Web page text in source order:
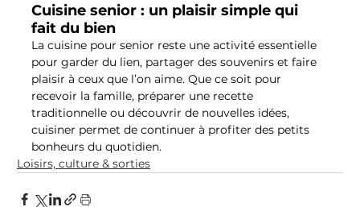
Cuisine senior : un plaisir simple qui
fait du bien
La cuisine pour senior reste une activité essentielle
pour garder du lien, partager des souvenirs et faire
plaisir à ceux que l’on aime. Que ce soit pour
recevoir la famille, préparer une recette
traditionnelle ou découvrir de nouvelles idées,
cuisiner permet de continuer à profiter des petits
bonheurs du quotidien.
Loisirs, culture & sorties